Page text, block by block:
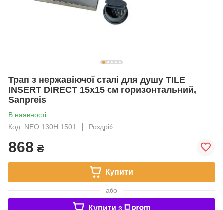
Трап з нержавіючої сталі для душу TILE
INSERT DIRECT 15х15 см горизонтальний,
Sanpreis
В наявності
Код: NEO.130Н.1501
Роздріб
868 ₴
Купити
або
Купити з